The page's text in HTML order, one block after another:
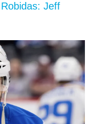
Jeff